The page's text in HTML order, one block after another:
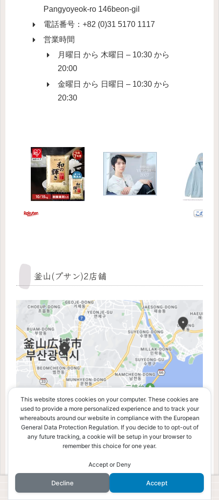
Pangyoyeok-ro 146beon-gil
電話番号：+82 (0)31 5170 1117
営業時間
月曜日 から 木曜日 – 10:30 から
20:00
金曜日 から 日曜日 – 10:30 から
20:30
釜山(プサン)2店舗
(左)Hermès Busan Lotte Hotel Duty-free-
ホーム 検索 トップ サイドバー
This website stores cookies on your computer. These cookies are
used to provide a more personalized experience and to track your
whereabouts around our website in compliance with the European
General Data Protection Regulation. If you decide to to opt-out of
any future tracking, a cookie will be setup in your browser to
remember this choice for one year.
Accept or Deny
Decline Accept